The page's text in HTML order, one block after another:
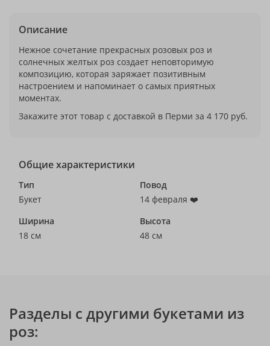
Описание
Нежное сочетание прекрасных розовых роз и
солнечных желтых роз создает неповторимую
композицию, которая заряжает позитивным
настроением и напоминает о самых приятных
моментах.
Закажите этот товар с доставкой в Перми за 4 170 руб.
Общие характеристики
Тип
Букет
Повод
14 февраля ❤️
Ширина
18 см
Высота
48 см
Разделы с другими букетами из
роз: